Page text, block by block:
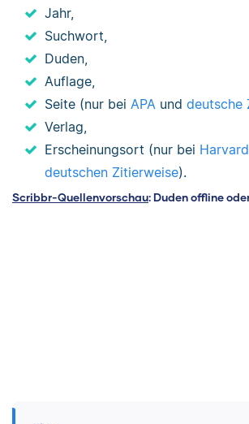
Jahr,
Suchwort,
Duden,
Auflage,
Seite (nur bei APA und deutsche
Verlag,
Erscheinungsort (nur bei Harvard
deutschen Zitierweise).
Scribbr-Quellenvorschau: Duden offline